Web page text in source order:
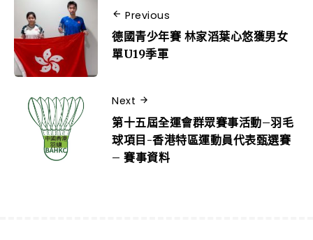
Previous
德國青少年賽 林家滔葉心悠獲男女
單U19季軍
Next
第十五屆全運會群眾賽事活動–羽毛
球項目-香港特區運動員代表甄選賽
– 賽事資料